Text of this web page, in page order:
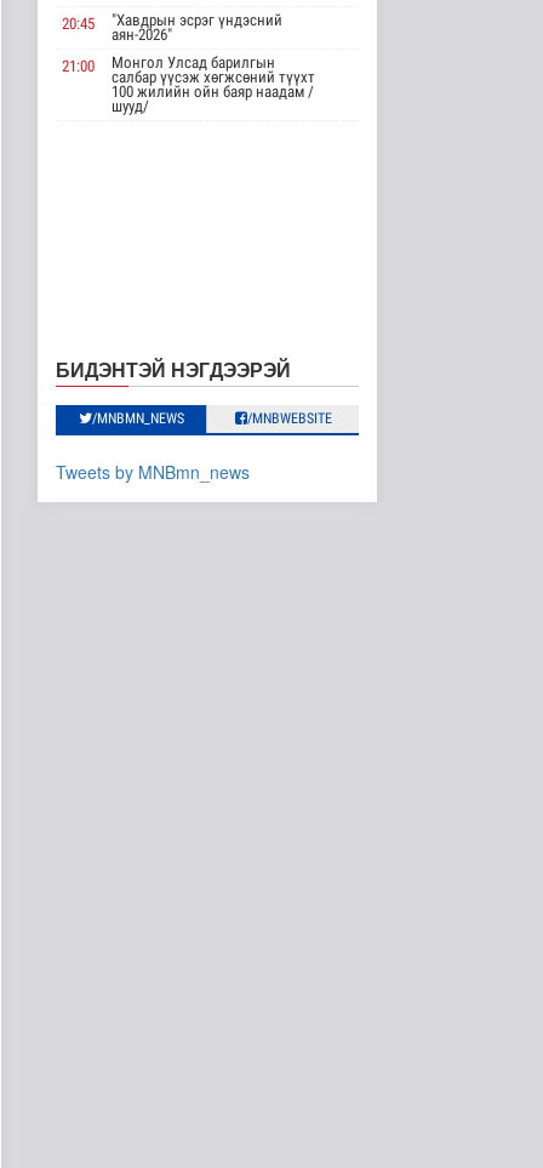
Шатахуун дамлан
борлуулсан 2 зөрчлийг
илрүүлэн ш..
Эдийн засаг
21 цаг 53 минутын өмнө
төвүүдийн засвар,
шинэчлэлийг б..
20:45
"Хавдрын эсрэг үндэсний
аян-2026"
21:00
Монгол Улсад барилгын
салбар үүсэж хөгжсөний түүхт
100 жилийн ойн баяр наадам /
шууд/
БИДЭНТЭЙ НЭГДЭЭРЭЙ
/MNBMN_NEWS /MNBWEBSITE
Tweets by MNBmn_news